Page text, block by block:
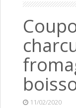
11/02/2020